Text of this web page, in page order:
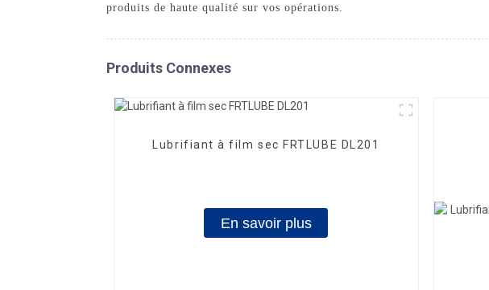
produits de haute qualité sur vos opérations.
Produits Connexes
Lubrifiant à film sec FRTLUBE DL201
En savoir plus